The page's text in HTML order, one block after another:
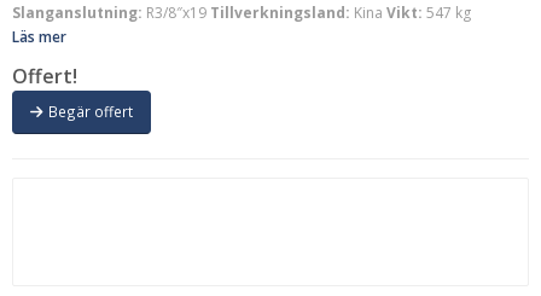
Slanganslutning: R3/8″x19 Tillverkningsland: Kina Vikt: 547 kg
Läs mer
Offert!
Begär offert